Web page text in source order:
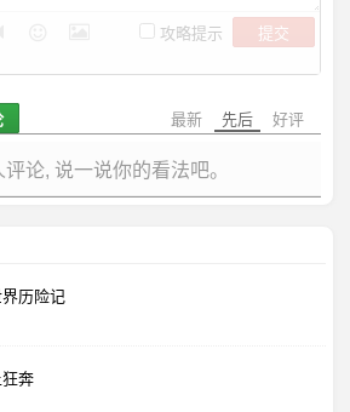
攻略提示
提交
最新 先后 好评
论, 说一说你的看法吧。
历险记
奔